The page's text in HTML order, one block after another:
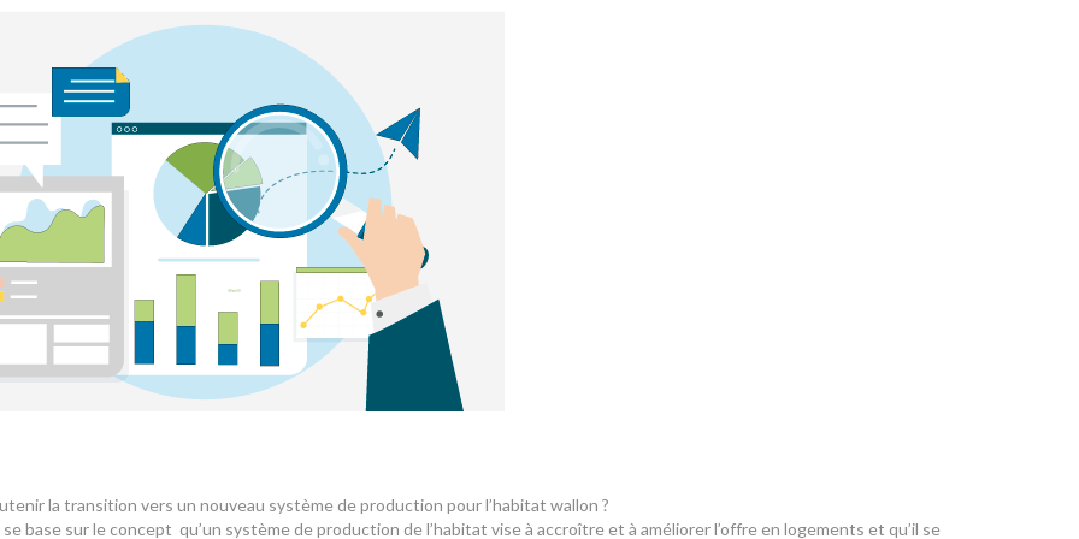
la transition vers un nouveau système de production pour l’habitat wallon ?
base sur le concept qu’un système de production de l’habitat vise à accroître et à améliorer l’offre en logements et qu’il se